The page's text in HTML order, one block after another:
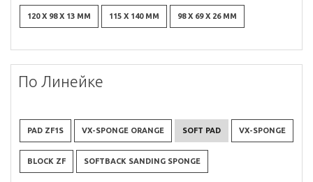
120 X 98 X 13 ММ 115 X 140 ММ 98 X 69 X 26 ММ
По Линейке
PAD ZF1S VX-SPONGE ORANGE SOFT PAD VX-SPONGE
BLOCK ZF SOFTBACK SANDING SPONGE